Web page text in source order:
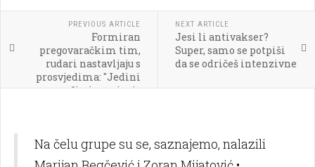
PREVIOUS ARTICLE
Formiran
pregovaračkim tim,
rudari nastavljaju s
prosvjedima: "Jedini
način ispunjenja
NEXT ARTICLE
Jesi li antivakser?
Super, samo se potpiši
da se odričeš intenzivne
Na čelu grupe su se, saznajemo, nalazili